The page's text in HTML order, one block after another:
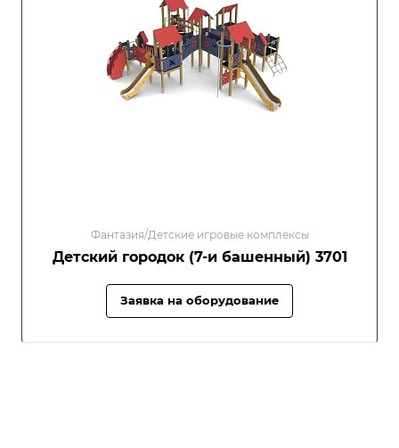
Фантазия/Детские игровые комплексы
Детский городок (7-и башенный) 3701
Заявка на оборудование